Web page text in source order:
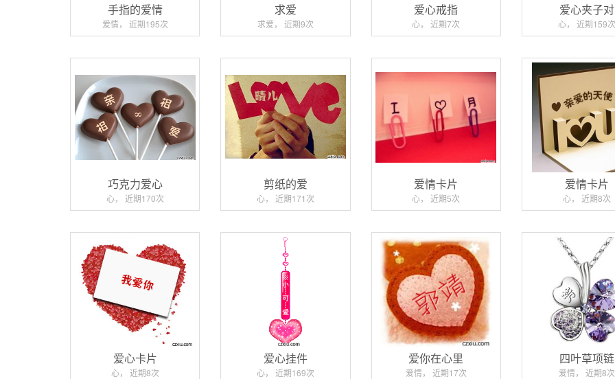
手指的爱情
爱情， 近期195次
求爱
求爱， 近期9次
爱心戒指
心， 近期7次
爱心夹子对
心， 近期159次
巧克力爱心
心， 近期170次
剪纸的爱
心， 近期171次
爱情卡片
心， 近期5次
爱情卡片
心， 近期8次
爱心卡片
心， 近期8次
爱心挂件
心， 近期169次
爱你在心里
爱情， 近期17次
四叶草项链
爱情， 近期8次